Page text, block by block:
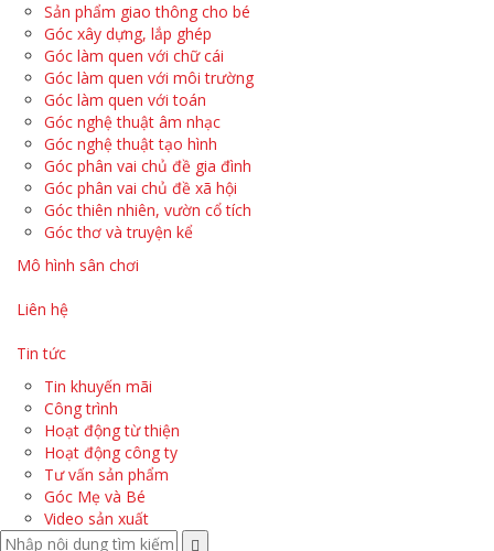
Sản phẩm giao thông cho bé
Góc xây dựng, lắp ghép
Góc làm quen với chữ cái
Góc làm quen với môi trường
Góc làm quen với toán
Góc nghệ thuật âm nhạc
Góc nghệ thuật tạo hình
Góc phân vai chủ đề gia đình
Góc phân vai chủ đề xã hội
Góc thiên nhiên, vườn cổ tích
Góc thơ và truyện kể
Mô hình sân chơi
Liên hệ
Tin tức
Tin khuyến mãi
Công trình
Hoạt động từ thiện
Hoạt động công ty
Tư vấn sản phẩm
Góc Mẹ và Bé
Video sản xuất